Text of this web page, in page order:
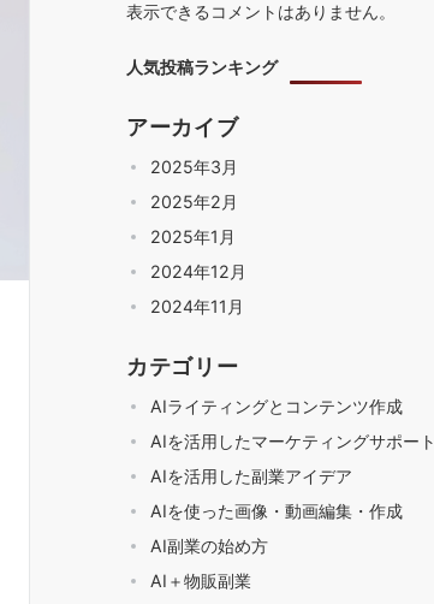
表示できるコメントはありません。
人気投稿ランキング
アーカイブ
2025年3月
2025年2月
2025年1月
2024年12月
2024年11月
カテゴリー
AIライティングとコンテンツ作成
AIを活用したマーケティングサポート
AIを活用した副業アイデア
AIを使った画像・動画編集・作成
AI副業の始め方
AI＋物販副業